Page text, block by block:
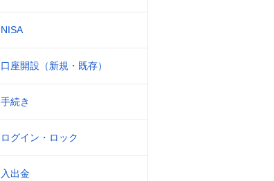
NISA
口座開設（新規・既存）
手続き
ログイン・ロック
入出金